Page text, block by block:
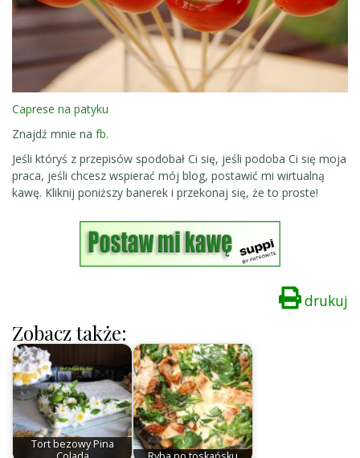
Caprese na patyku
Znajdź mnie na fb.
Jeśli któryś z przepisów spodobał Ci się, jeśli podoba Ci się moja
praca, jeśli chcesz wspierać mój blog, postawić mi wirtualną
kawę. Kliknij poniższy banerek i przekonaj się, że to proste!
drukuj
Zobacz także:
Tort bezowy Pina